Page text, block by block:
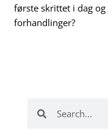
første skrittet i dag
forhandlinger?